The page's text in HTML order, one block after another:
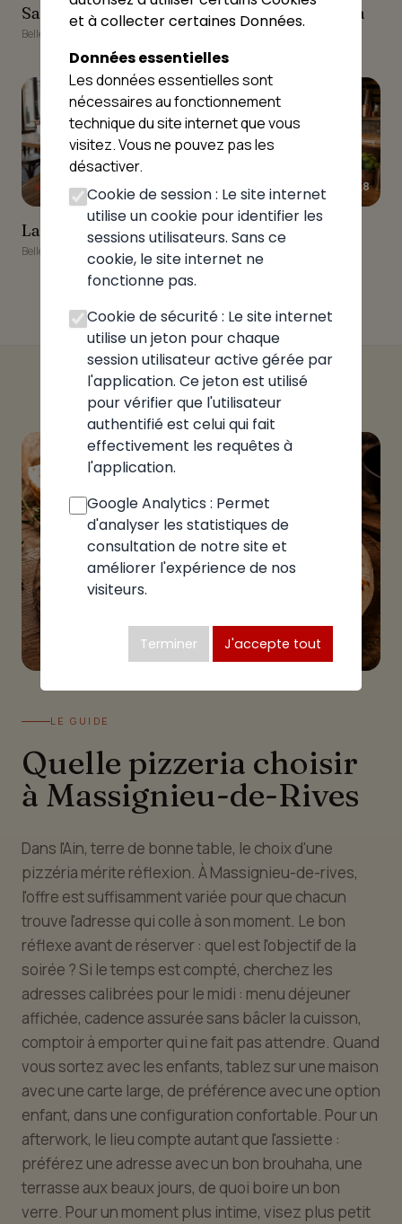
Salad'House Belley
Salad'House Belley
Belley
Soleil de Délia Pizza
Soleil de Délia Pizza
La Cantine Belley
9
★★★★★
La Cantine Belley
Belley
Le Mekong
10
★★★★★ 4.8
Le Mekong
LE GUIDE
Quelle pizzeria choisir
à Massignieu-de-Rives
Dans l'Ain, terre de bonne table, le choix d'une
pizzéria mérite réflexion. À Massignieu-de-rives,
l'offre est suffisamment variée pour que chacun
trouve l'adresse qui colle à son moment. Le bon
réflexe avant de réserver : quel est l'objectif de la
soirée ? Si le temps est compté, cherchez les
adresses calibrées pour le midi : menu déjeuner
affichée, cadence assurée sans bâcler la cuisson,
comptoir à emporter qui ne fait pas attendre. Quand
vous sortez avec les enfants, tablez sur une maison
avec une carte large, de préférence avec une option
enfant, dans une configuration confortable. Pour un
afterwork, le lieu compte autant que l'assiette :
préférez une adresse avec un bon brouhaha, une
terrasse aux beaux jours, de quoi boire un bon
verre. Pour un moment plus intime, visez plus petit
et à collecter certaines Données.
Données essentielles
Les données essentielles sont
nécessaires au fonctionnement
technique du site internet que vous
visitez. Vous ne pouvez pas les
désactiver.
Cookie de session : Le site internet
utilise un cookie pour identifier les
sessions utilisateurs. Sans ce
cookie, le site internet ne
fonctionne pas.
Cookie de sécurité : Le site internet
utilise un jeton pour chaque
session utilisateur active gérée par
l'application. Ce jeton est utilisé
pour vérifier que l'utilisateur
authentifié est celui qui fait
effectivement les requêtes à
l'application.
Google Analytics : Permet
d'analyser les statistiques de
consultation de notre site et
améliorer l'expérience de nos
visiteurs.
Terminer J'accepte tout